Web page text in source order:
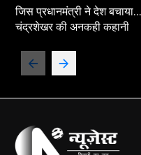
जिस प्रधानमंत्री ने देश
चंद्रशेखर की अनकही कहानी